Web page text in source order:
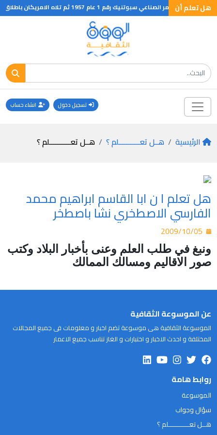
هل تعلم أن
سبوتنيك رقم 1 عام 1957 ثم تلاه الامريكان باطلاق صاروخهم الاول عام 1962
تسجيل دخول انشاء حساب
الرئيسية هــل تعـــــــــــلم ؟ هــل تعـــــــــــلم ؟
هل تعلم ا ن ابا القاسم ابراهيم محمد
الفارسي الاصطخري نشا باصطخر
ونبغ في طلب العلم وعنى بأخبار البلاد وكتب
صور الاقاليم ومسالك الممالك
عن الموسوعة الثقافية
الموسوعة الثقافية هى موسوعة تضم اخبار و معلومات فى جميع المجالات
المختلفة و احدث الاخبار و اختبارات و الغاز تناسب جميع الاعمار
روابط هامة
الموسوعة
سؤال وجواب
هــل تعـــــــــــلم ؟